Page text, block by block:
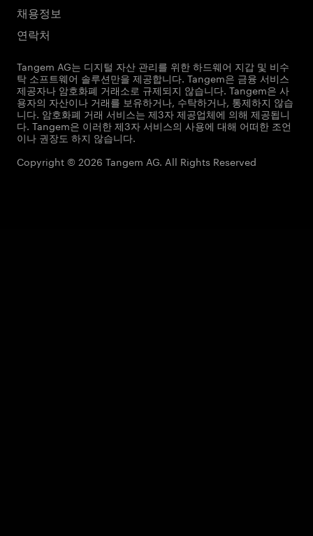
채용정보
연락처
Tangem AG는 디지털 자산 관리를 위한 하드웨어 지갑 및 비수
탁 소프트웨어 솔루션만을 제공합니다. Tangem은 금융 서비스
제공자나 암호화폐 거래소로 규제되지 않습니다. Tangem은 사
용자의 자산이나 거래를 보유하거나, 수탁하거나, 통제하지 않습
니다. 암호화폐 거래 서비스는 제3자 제공업체에 의해 제공됩니
다. Tangem은 이러한 제3자 서비스의 사용에 대해 어떠한 조언
이나 권장도 하지 않습니다.